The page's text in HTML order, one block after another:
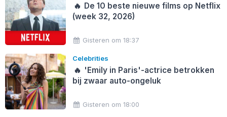
🔥 De 10 beste nieuwe films op Netflix
(week 32, 2026)
Gisteren om 18:37
Celebrities
🔥 'Emily in Paris'-actrice betrokken
bij zwaar auto-ongeluk
Gisteren om 18:00